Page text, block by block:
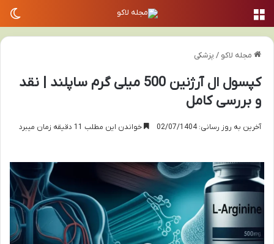
مجله لاکو / پزشکی
کپسول ال آرژنین 500 میلی گرم ساپلند | نقد
و بررسی کامل
آخرین به روز رسانی: 02/07/1404 خواندن این مطلب 11 دقیقه زمان میبرد